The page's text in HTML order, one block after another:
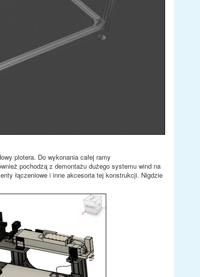
plotera. Do wykonania całej ramy
pochodzą z demontażu dużego systemu wind na
łączeniowe i inne akcesoria tej konstrukcji. Nigdzie